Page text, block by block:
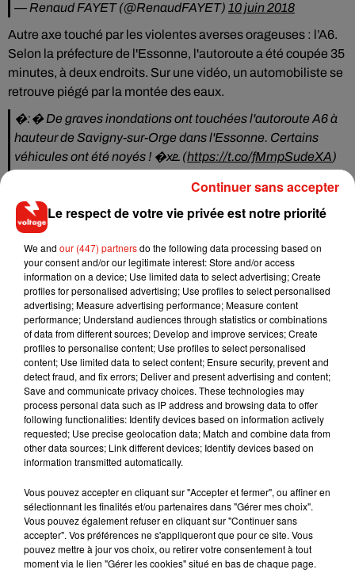
— Renaud FAYET (@RenaudFAYET) 10 juin 2018
Autre axe touché par les violentes averses orageuses : l’A6.
Selon la préfecture de l'Essonne, l'autoroute a été coupée 35
minutes, à deux endroits. Sur une vidéo, un automobiliste se
retrouve piégé par la montée des eaux.
�:� De graves inondations ont touchées l'autoroute A6 à
hauteur de Savigny-sur-Orge dans l'Essonne. Certains
véhicules ont été noyés ! �xܧ (https://t.co/fMmpSudeXA)
— Météo Express (@MeteoExpress)
Des chutes d’arbres ont aussi été signalées dans le secteur
de Ris-Orangis et Soisy-sur-Seine. Certaines rues de
Savigny-sur-Orge ont également terminées sous l’eau en
début de soirée. Dans les Yvelines la grêle s’est invitée aussi
et quelques inondations ont été observées dans le secteur
de Rambouillet.
Musique
RÜFÜS DU SOL annonce un nouvel
Angèle et Amélie Lens dévoilent leur
Le respect de votre vie privée est notre priorité
We and our (447) partnersdo the following data processing based on
your consent and/or our legitimate interest: Store and/or access
information on a device; Use limited data to select advertising; Create
profiles for personalised advertising; Use profiles to select personalised
advertising; Measure advertising performance; Measure content
performance; Understand audiences through statistics or combinations
of data from different sources; Develop and improve services; Create
profiles to personalise content; Use profiles to select personalised
content; Use limited data to select content; Ensure security, prevent and
detect fraud, and fix errors; Deliver and present advertising and content;
Save and communicate privacy choices. These technologies may
process personal data such as IP address and browsing data to offer
following functionalities: Identify devices based on information actively
requested; Use precise geolocation data; Match and combine data from
other data sources; Link different devices; Identify devices based on
information transmitted automatically.
Vous pouvez accepter en cliquant sur "Accepter et fermer", ou affiner en
sélectionnant les finalités et/ou partenaires dans "Gérer mes choix".
Vous pouvez également refuser en cliquant sur "Continuer sans
accepter". Vos préférences ne s'appliqueront que pour ce site. Vous
pouvez mettre à jour vos choix, ou retirer votre consentement à tout
moment via le lien "Gérer les cookies" situé en bas de chaque page.
Continuer sans accepter